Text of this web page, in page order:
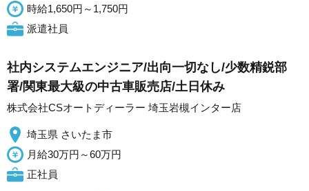
時給1,650円～1,750円
派遣社員
社内システムエンジニア/出向一切なし/少数精鋭部
署/関東最大級の中古車販売店/土日休み
株式会社CSオートディーラー 埼玉岩槻インター店
埼玉県 さいたま市
月給30万円～60万円
正社員